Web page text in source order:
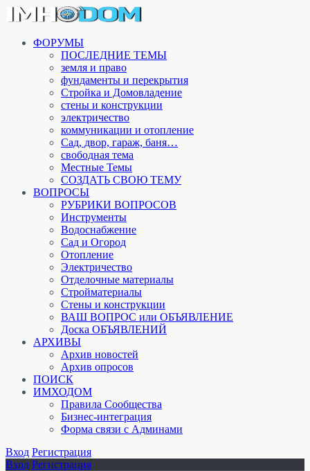
ФОРУМЫ
ПОСЛЕДНИЕ ТЕМЫ
земля и право
фундаменты и перекрытия
Стройка и Домовладение
стены и конструкции
электричество
коммуникации и отопление
Cад, двор, гараж, баня…
свободная тема
Местные Темы
СОЗДАТЬ СВОЮ ТЕМУ
ВОПРОСЫ
РУБРИКИ ВОПРОСОВ
Инструменты
Водоснабжение
Сад и Огород
Отопление
Электричество
Отделочные материалы
Стройматериалы
Стены и конструкции
ВАШ ВОПРОС или ОБЪЯВЛЕНИЕ
Доска ОБЪЯВЛЕНИЙ
АРХИВЫ
Архив новостей
Архив опросов
ПОИСК
ИМХОДОМ
Правила Сообщества
Бизнес-интеграция
Форма связи с Админами
Вход Регистрация
Вход Регистрация